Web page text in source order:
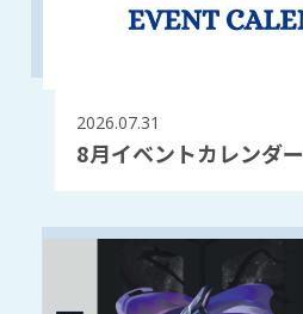
2026.07.31
8月イベントカレンダー